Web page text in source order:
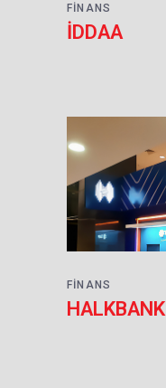
FINANS
İDDAA
FINANS
HALKBANK